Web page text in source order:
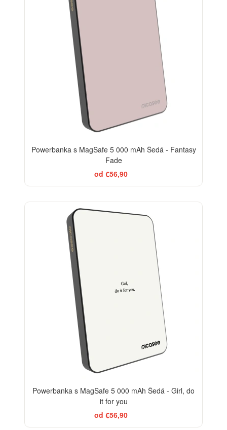
Powerbanka s MagSafe 5 000 mAh Šedá - Fantasy
Fade
od €56,90
Powerbanka s MagSafe 5 000 mAh Šedá - Girl, do
it for you
od €56,90